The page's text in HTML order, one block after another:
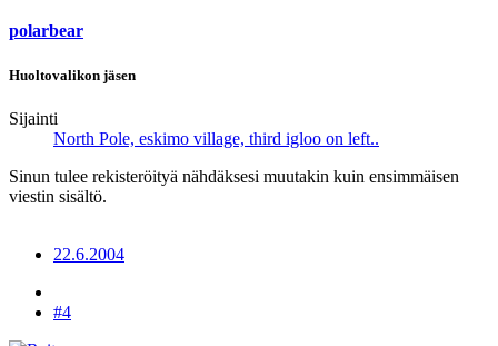
polarbear
Huoltovalikon jäsen
Sijainti
North Pole, eskimo village, third igloo on left..
Sinun tulee rekisteröityä nähdäksesi muutakin kuin ensimmäisen
viestin sisältö.
22.6.2004
#4